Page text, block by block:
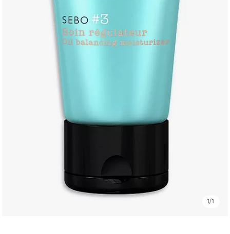
Certificate cadou
1/1